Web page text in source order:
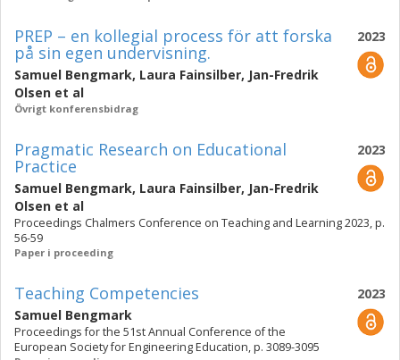
2023
PREP – en kollegial process för att forska
på sin egen undervisning.
Samuel Bengmark, Laura Fainsilber, Jan-Fredrik
Olsen et al
Övrigt konferensbidrag
2023
Pragmatic Research on Educational
Practice
Samuel Bengmark, Laura Fainsilber, Jan-Fredrik
Olsen et al
Proceedings Chalmers Conference on Teaching and Learning 2023, p.
56-59
Paper i proceeding
2023
Teaching Competencies
Samuel Bengmark
Proceedings for the 51st Annual Conference of the
European Society for Engineering Education, p. 3089-3095